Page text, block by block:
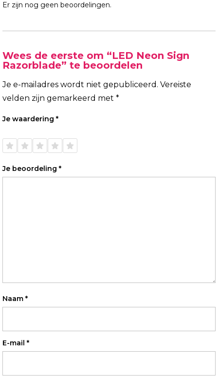
Er zijn nog geen beoordelingen.
Wees de eerste om “LED Neon Sign
Razorblade” te beoordelen
Je e-mailadres wordt niet gepubliceerd. Vereiste
velden zijn gemarkeerd met *
Je waardering *
de 5
de 5
de 5
de 5
de 5
Je beoordeling *
Naam *
E-mail *